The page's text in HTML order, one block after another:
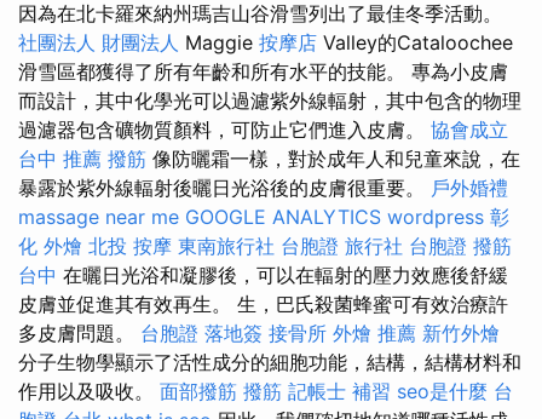
因為在北卡羅來納州瑪吉山谷滑雪列出了最佳冬季活動。
社團法人 財團法人 Maggie 按摩店 Valley的Cataloochee
滑雪區都獲得了所有年齡和所有水平的技能。 專為小皮膚
而設計，其中化學光可以過濾紫外線輻射，其中包含的物理
過濾器包含礦物質顏料，可防止它們進入皮膚。 協會成立
台中 推薦 撥筋 像防曬霜一樣，對於成年人和兒童來說，在
暴露於紫外線輻射後曬日光浴後的皮膚很重要。 戶外婚禮
massage near me GOOGLE ANALYTICS wordpress 彰
化 外燴 北投 按摩 東南旅行社 台胞證 旅行社 台胞證 撥筋
台中 在曬日光浴和凝膠後，可以在輻射的壓力效應後舒緩
皮膚並促進其有效再生。 生，巴氏殺菌蜂蜜可有效治療許
多皮膚問題。 台胞證 落地簽 接骨所 外燴 推薦 新竹外燴
分子生物學顯示了活性成分的細胞功能，結構，結構材料和
作用以及吸收。 面部撥筋 撥筋 記帳士 補習 seo是什麼 台